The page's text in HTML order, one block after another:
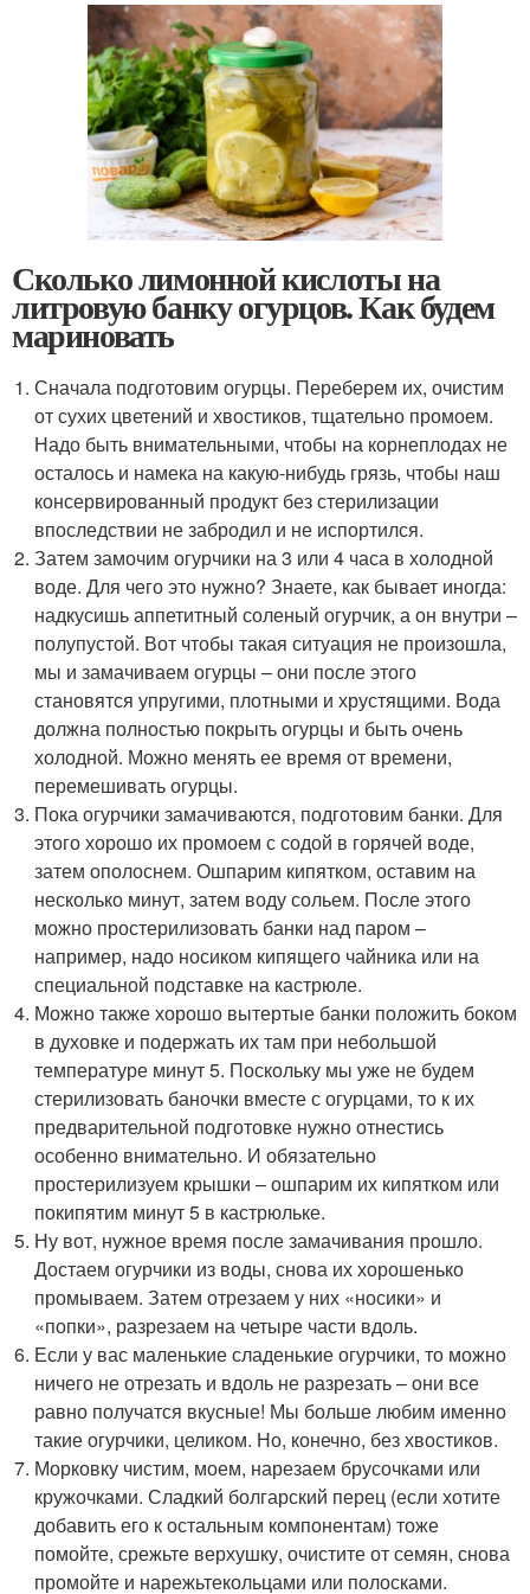
Сколько лимонной кислоты на
литровую банку огурцов. Как будем
мариновать
Сначала подготовим огурцы. Переберем их, очистим
от сухих цветений и хвостиков, тщательно промоем.
Надо быть внимательными, чтобы на корнеплодах не
осталось и намека на какую-нибудь грязь, чтобы наш
консервированный продукт без стерилизации
впоследствии не забродил и не испортился.
Затем замочим огурчики на 3 или 4 часа в холодной
воде. Для чего это нужно? Знаете, как бывает иногда:
надкусишь аппетитный соленый огурчик, а он внутри –
полупустой. Вот чтобы такая ситуация не произошла,
мы и замачиваем огурцы – они после этого
становятся упругими, плотными и хрустящими. Вода
должна полностью покрыть огурцы и быть очень
холодной. Можно менять ее время от времени,
перемешивать огурцы.
Пока огурчики замачиваются, подготовим банки. Для
этого хорошо их промоем с содой в горячей воде,
затем ополоснем. Ошпарим кипятком, оставим на
несколько минут, затем воду сольем. После этого
можно простерилизовать банки над паром –
например, надо носиком кипящего чайника или на
специальной подставке на кастрюле.
Можно также хорошо вытертые банки положить боком
в духовке и подержать их там при небольшой
температуре минут 5. Поскольку мы уже не будем
стерилизовать баночки вместе с огурцами, то к их
предварительной подготовке нужно отнестись
особенно внимательно. И обязательно
простерилизуем крышки – ошпарим их кипятком или
покипятим минут 5 в кастрюльке.
Ну вот, нужное время после замачивания прошло.
Достаем огурчики из воды, снова их хорошенько
промываем. Затем отрезаем у них «носики» и
«попки», разрезаем на четыре части вдоль.
Если у вас маленькие сладенькие огурчики, то можно
ничего не отрезать и вдоль не разрезать – они все
равно получатся вкусные! Мы больше любим именно
такие огурчики, целиком. Но, конечно, без хвостиков.
Морковку чистим, моем, нарезаем брусочками или
кружочками. Сладкий болгарский перец (если хотите
добавить его к остальным компонентам) тоже
помойте, срежьте верхушку, очистите от семян, снова
промойте и нарежьтекольцами или полосками.